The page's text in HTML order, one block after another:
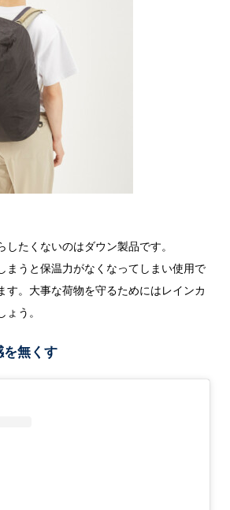
したくないのはダウン製品です。
まうと保温力がなくなってしまい使用で
す。大事な荷物を守るためにはレインカ
う。
無くす